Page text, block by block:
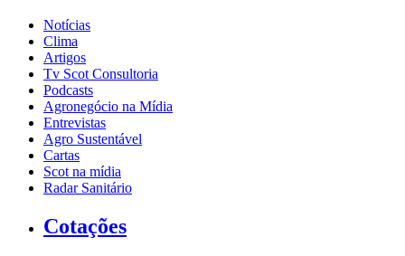
Notícias
Clima
Artigos
Tv Scot Consultoria
Podcasts
Agronegócio na Mídia
Entrevistas
Agro Sustentável
Cartas
Scot na mídia
Radar Sanitário
Cotações